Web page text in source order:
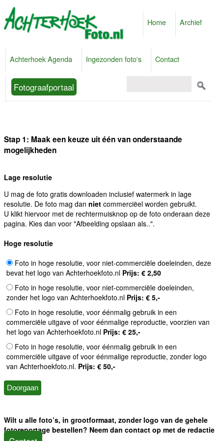
Home Archief
Achterhoek Agenda Ingezonden foto's Contact
Fotograafportaal
Stap 1: Maak een keuze uit één van onderstaande
mogelijkheden
Lage resolutie
U mag de foto gratis downloaden inclusief watermerk in lage
resolutie. De foto mag dan niet commerciëel worden gebruikt.
U klikt hiervoor met de rechtermuisknop op de foto onderaan deze
pagina. Kies dan voor "Afbeelding opslaan als..".
Hoge resolutie
Foto in hoge resolutie, voor niet-commerciële doeleinden, deze
bevat het logo van Achterhoekfoto.nl Prijs: € 2,50
Foto in hoge resolutie, voor niet-commerciële doeleinden,
zonder het logo van Achterhoekfoto.nl Prijs: € 5,-
Foto in hoge resolutie, voor éénmalig gebruik in een
commerciële uitgave of voor éénmalige reproductie, voorzien van
het logo van Achterhoekfoto.nl Prijs: € 25,-
Foto in hoge resolutie, voor éénmalig gebruik in een
commerciële uitgave of voor éénmalige reproductie, zonder logo
van Achterhoekfoto.nl. Prijs: € 50,-
Wilt u alle foto’s, in grootformaat, zonder logo van de gehele
fotoreportage bestellen? Neem dan contact op met de redactie